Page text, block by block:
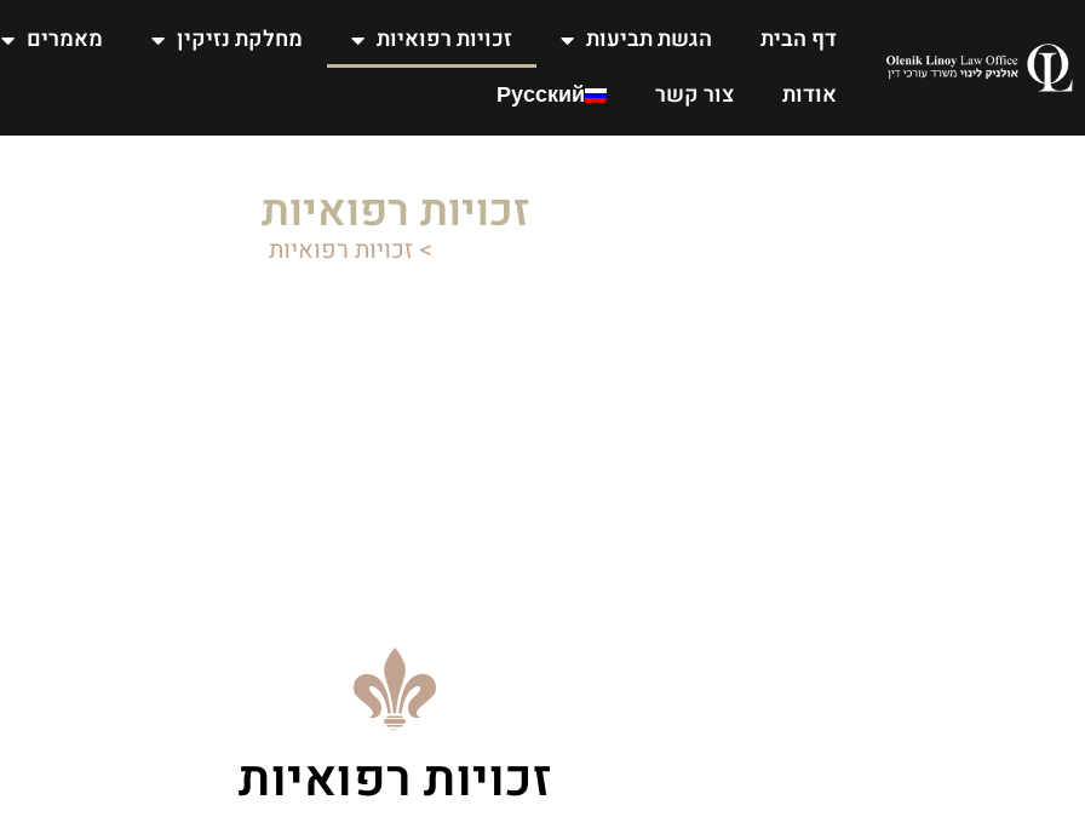
דף הבית הגשת תביעות זכויות רפואיות מחלקת נזיקין מאמרים
אודות
צור קשר Русский
זכויות רפואיות
> זכויות רפואיות
זכויות רפואיות